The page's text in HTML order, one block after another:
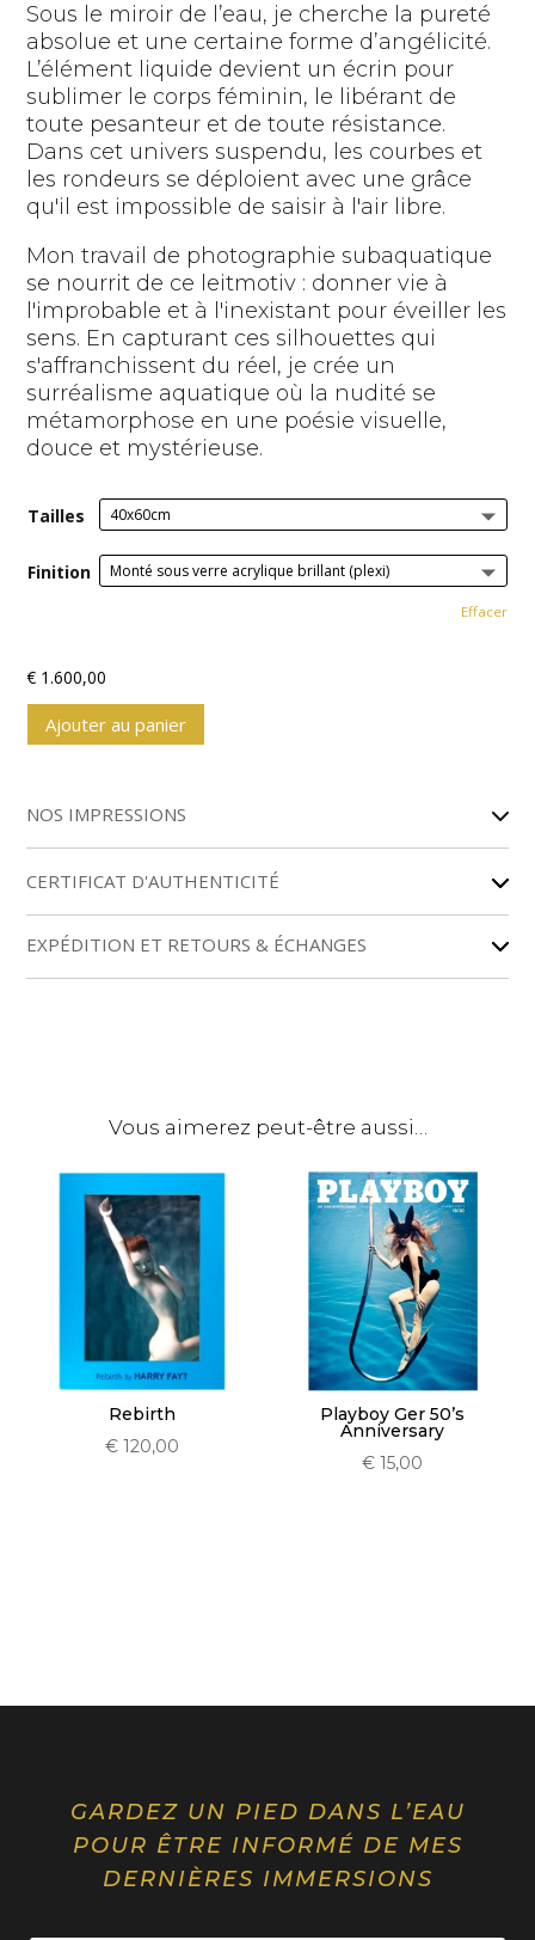
Sous le miroir de l’eau, je cherche la pureté
absolue et une certaine forme d’angélicité.
L’élément liquide devient un écrin pour
sublimer le corps féminin, le libérant de
toute pesanteur et de toute résistance.
Dans cet univers suspendu, les courbes et
les rondeurs se déploient avec une grâce
qu'il est impossible de saisir à l'air libre.
Mon travail de photographie subaquatique
se nourrit de ce leitmotiv : donner vie à
l'improbable et à l'inexistant pour éveiller les
sens. En capturant ces silhouettes qui
s'affranchissent du réel, je crée un
surréalisme aquatique où la nudité se
métamorphose en une poésie visuelle,
douce et mystérieuse.
Tailles
Finition
Effacer
€ 1.600,00
Ajouter au panier
t
e
t
i
NOS IMPRESSIONS
CERTIFICAT D'AUTHENTICITÉ
EXPÉDITION ET RETOURS & ÉCHANGES
Vous aimerez peut-être aussi…
Rebirth
€ 120,00
Playboy Ger 50’s
Anniversary
€ 15,00
GARDEZ UN PIED DANS L’EAU
POUR ÊTRE INFORMÉ DE MES
DERNIÈRES IMMERSIONS